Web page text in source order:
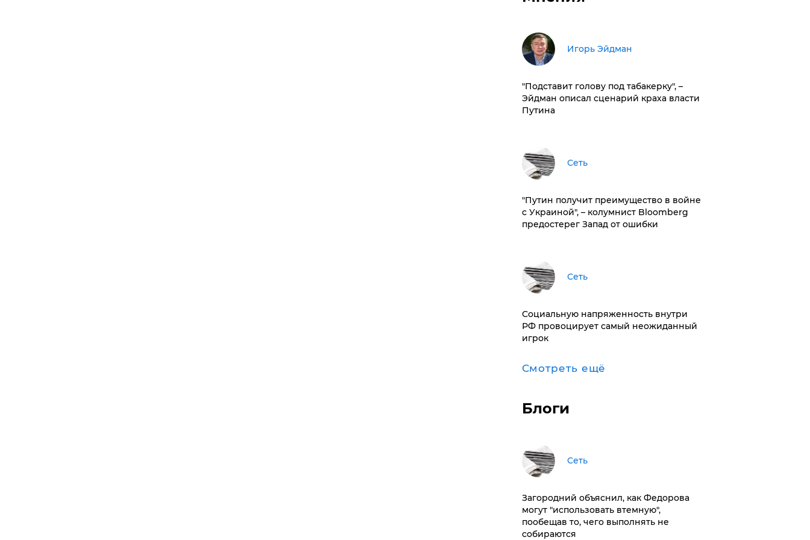
Игорь Эйдман
​"Подставит голову под табакерку", –
Эйдман описал сценарий краха власти
Путина
Сеть
"Путин получит преимущество в войне
с Украиной", – колумнист Bloomberg
предостерег Запад от ошибки
Сеть
Социальную напряженность внутри
РФ провоцирует самый неожиданный
игрок
Смотреть ещё
Блоги
Сеть
Загородний объяснил, как Федорова
могут "использовать втемную",
пообещав то, чего выполнять не
собираются